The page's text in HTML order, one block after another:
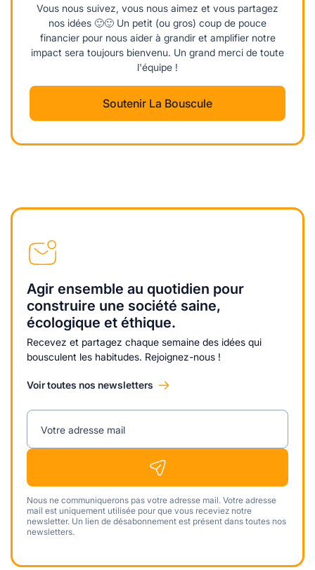
Vous nous suivez, vous nous aimez et vous partagez
nos idées 🙂🙂 Un petit (ou gros) coup de pouce
financier pour nous aider à grandir et amplifier notre
impact sera toujours bienvenu. Un grand merci de toute
l'équipe !
Soutenir La Bouscule
Agir ensemble au quotidien pour
construire une société saine,
écologique et éthique.
Recevez et partagez chaque semaine des idées qui
bousculent les habitudes. Rejoignez-nous !
Voir toutes nos newsletters
Votre adresse mail
Nous ne communiquerons pas votre adresse mail. Votre adresse
mail est uniquement utilisée pour que vous receviez notre
newsletter. Un lien de désabonnement est présent dans toutes nos
newsletters.